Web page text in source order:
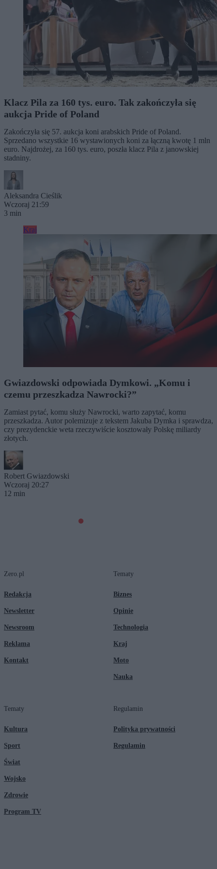
Klacz Pila za 160 tys. euro. Tak zakończyła się
aukcja Pride of Poland
Zakończyła się 57. aukcja koni arabskich Pride of Poland.
Sprzedano wszystkie 16 wystawionych koni za łączną kwotę 1 mln
euro. Najdrożej, za 160 tys. euro, poszła klacz Pila z janowskiej
stadniny.
Aleksandra Cieślik
Wczoraj 21:59
3 min
Kraj
Gwiazdowski odpowiada Dymkowi. „Komu i
czemu przeszkadza Nawrocki?”
Zamiast pytać, komu służy Nawrocki, warto zapytać, komu
przeszkadza. Autor polemizuje z tekstem Jakuba Dymka i sprawdza,
czy prezydenckie weta rzeczywiście kosztowały Polskę miliardy
złotych.
Robert Gwiazdowski
Wczoraj 20:27
12 min
Zero.pl
Redakcja
Newsletter
Newsroom
Reklama
Kontakt
Tematy
Biznes
Opinie
Technologia
Kraj
Moto
Nauka
Tematy
Kultura
Sport
Świat
Wojsko
Zdrowie
Program TV
Regulamin
Polityka prywatności
Regulamin